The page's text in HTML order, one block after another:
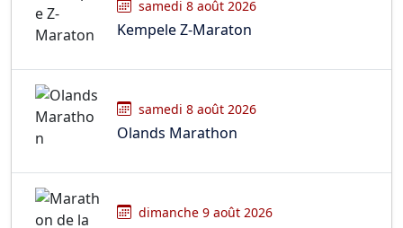
samedi 8 août 2026
Kempele Z-Maraton
samedi 8 août 2026
Olands Marathon
dimanche 9 août 2026